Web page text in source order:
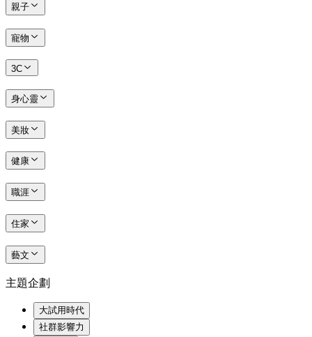
親子
寵物
3C
身心靈
美妝
健康
職涯
住家
藝文
主題企劃
大試用時代
社群影響力